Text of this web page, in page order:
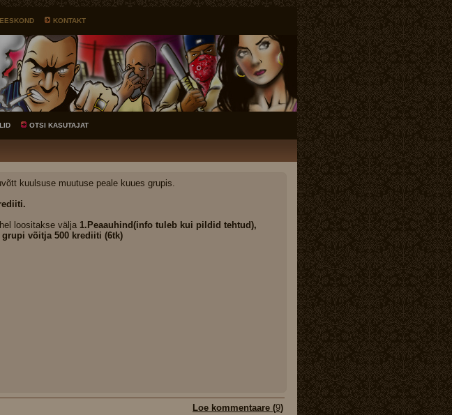
KONTAKT
OTSI KASUTAJAT
kuulsuse muutuse peale kuues grupis.
loositakse välja 1.Peaauhind(info tuleb kui pildid tehtud),
võitja 500 krediiti (6tk)
Loe kommentaare (9)